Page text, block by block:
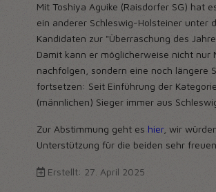
Mit Toshiya Aguike (Raisdorfer SG) hat
ein anderer Schleswig-Holsteiner unter
Kandidaten zur "Überraschung des
Damit kann er möglicherweise nicht nur
nachfolgen, sondern eine noch längere
fortsetzen: Seit Einführung der
(männlichen) Sieger immer aus
Zur Abstimmung geht es hier, wir
Unterstützung für die beiden sehr
Erstellt: 27. April 2025